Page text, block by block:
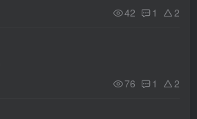
42 1 2
76 1 2